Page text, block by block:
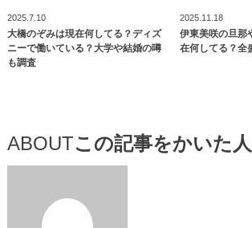
2025.7.10
大橋のぞみは現在何してる？ディズ
ニーで働いている？大学や結婚の噂
も調査
2025.11.18
伊東美咲の旦那
在何してる？全
ABOUTこの記事をかいた人